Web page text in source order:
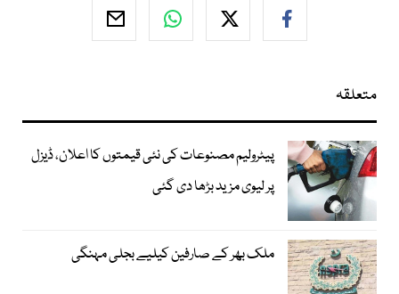
متعلقہ
پیٹرولیم مصنوعات کی نئی قیمتوں کا اعلان، ڈیزل
پر لیوی مزید بڑھا دی گئی
ملک بھر کے صارفین کیلیے بجلی مہنگی